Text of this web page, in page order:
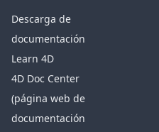
Descarga de
documentación
Learn 4D
4D Doc Center
(página web de
documentación